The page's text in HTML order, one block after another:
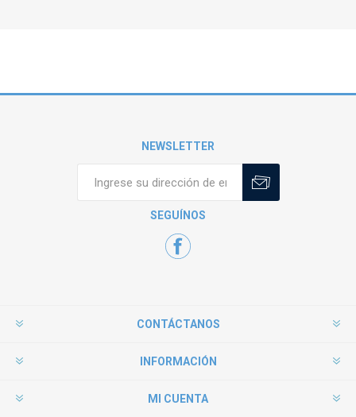
NEWSLETTER
SEGUÍNOS
CONTÁCTANOS
INFORMACIÓN
MI CUENTA